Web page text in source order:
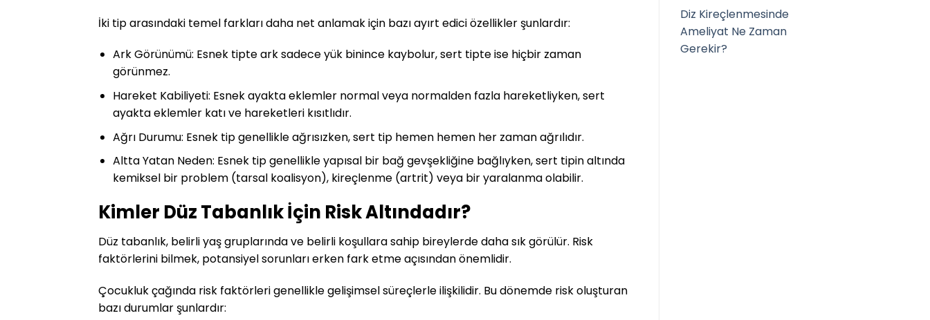
İki tip arasındaki temel farkları daha net anlamak için bazı ayırt edici özellikler şunlardır:
Ark Görünümü: Esnek tipte ark sadece yük binince kaybolur, sert tipte ise hiçbir zaman
görünmez.
Hareket Kabiliyeti: Esnek ayakta eklemler normal veya normalden fazla hareketliyken, sert
ayakta eklemler katı ve hareketleri kısıtlıdır.
Ağrı Durumu: Esnek tip genellikle ağrısızken, sert tip hemen hemen her zaman ağrılıdır.
Altta Yatan Neden: Esnek tip genellikle yapısal bir bağ gevşekliğine bağlıyken, sert tipin altında
kemiksel bir problem (tarsal koalisyon), kireçlenme (artrit) veya bir yaralanma olabilir.
Kimler Düz Tabanlık İçin Risk Altındadır?
Düz tabanlık, belirli yaş gruplarında ve belirli koşullara sahip bireylerde daha sık görülür. Risk
faktörlerini bilmek, potansiyel sorunları erken fark etme açısından önemlidir.
Çocukluk çağında risk faktörleri genellikle gelişimsel süreçlerle ilişkilidir. Bu dönemde risk oluşturan
bazı durumlar şunlardır:
Diz Kireçlenmesinde
Ameliyat Ne Zaman
Gerekir?